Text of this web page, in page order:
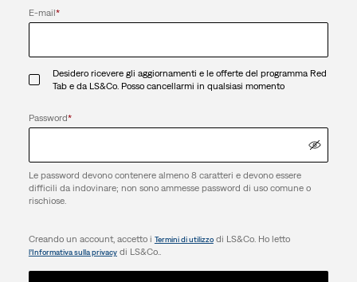
E-mail*
Desidero ricevere gli aggiornamenti e le offerte del programma Red
Tab e da LS&Co. Posso cancellarmi in qualsiasi momento
Password*
Le password devono contenere almeno 8 caratteri e devono essere
difficili da indovinare; non sono ammesse password di uso comune o
rischiose.
Creando un account, accetto i Termini di utilizzodi LS&Co. Ho letto
l’Informativa sulla privacydi LS&Co..